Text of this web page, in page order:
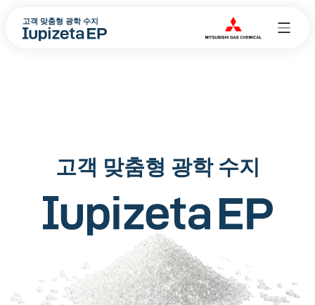
고객 맞춤형 광학 수지
고객 맞춤형 광학 수지